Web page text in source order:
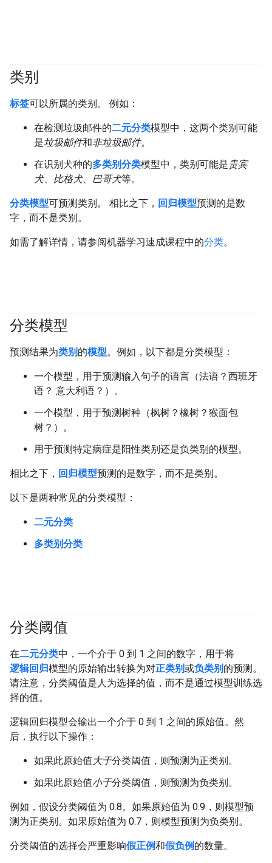
类别
标签可以所属的类别。 例如：
在检测垃圾邮件的二元分类模型中，这两个类别可能
是垃圾邮件和非垃圾邮件。
在识别犬种的多类别分类模型中，类别可能是贵宾
犬、 比格犬、 巴哥犬等。
分类模型可预测类别。 相比之下， 回归模型预测的是数
字，而不是类别。
如需了解详情，请参阅机器学习速成课程中的分类。
分类模型
预测结果为类别 的模型。例如，以下都是分类模型：
一个模型，用于预测输入句子的语言（法语？西班牙
语？ 意大利语？）。
一个模型，用于预测树种（枫树？橡树？猴面包
树？）。
用于预测特定病症是阳性类别还是负类别的模型。
相比之下， 回归模型预测的是数字，而不是类别。
以下是两种常见的分类模型：
二元分类
多类别分类
分类阈值
在二元分类中，一个介于 0 到 1 之间的数字，用于将
逻辑回归模型的原始输出转换为对正类别或负类别 的预测。
请注意，分类阈值是人为选择的值，而不是通过模型训练选
择的值。
逻辑回归模型会输出一个介于 0 到 1 之间的原始值。然
后，执行以下操作：
如果此原始值 大于分类阈值，则预测为正类别。
如果此原始值小于分类阈值，则预测为负类别。
例如，假设分类阈值为 0.8。如果原始值为 0.9，则模型预
测为正类别。如果原始值为 0.7，则模型预测为负类别。
分类阈值的选择会严重影响假正例和假负例 的数量。